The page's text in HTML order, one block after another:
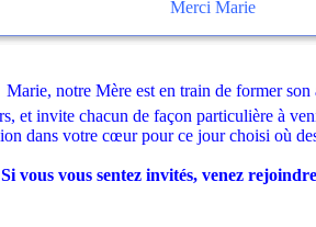
Merci Marie
Marie, notre Mère est en train de former son
et invite chacun de façon particulière à
dans votre cœur pour ce jour choisi où
Si vous vous sentez invités, venez rejoindre